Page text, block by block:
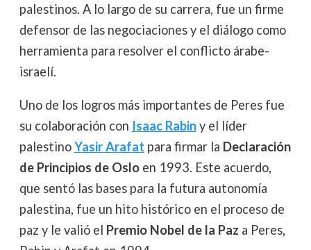
palestinos. A lo largo de su carrera, fue un firme
defensor de las negociaciones y el diálogo como
herramienta para resolver el conflicto árabe-
israelí.
Uno de los logros más importantes de Peres fue
su colaboración con Isaac Rabiny el líder
palestinoYasir Arafat para firmar la Declaración
de Principios de Osloen 1993. Este acuerdo,
que sentó las bases para la futura autonomía
palestina, fue un hito histórico en el proceso de
paz y le valió el Premio Nobel de la Paz a Peres,